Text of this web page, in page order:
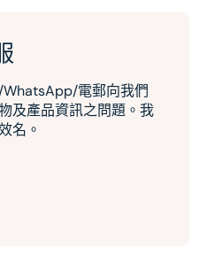
電郵向我們
及產品資訊之問題。我
名。